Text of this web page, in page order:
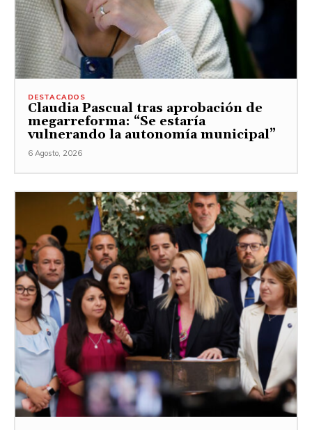
DESTACADOS
Claudia Pascual tras aprobación de
megarreforma: “Se estaría
vulnerando la autonomía municipal”
6 Agosto, 2026